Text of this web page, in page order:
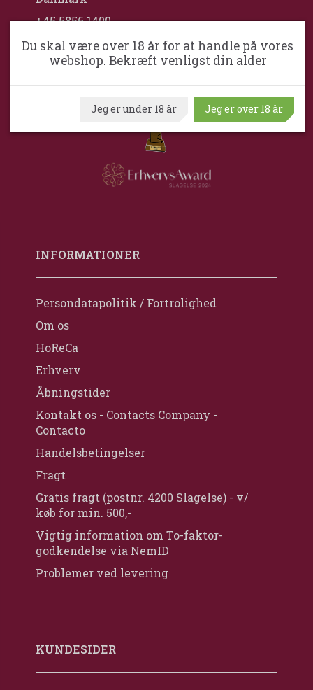
+45 5856 1400
kim@slagelsevinkompagni.dk
Cvr. nr. 2723 4720
INFORMATIONER
Persondatapolitik / Fortrolighed
Om os
HoReCa
Erhverv
Åbningstider
Kontakt os - Contacts Company -
Contacto
Handelsbetingelser
Fragt
Gratis fragt (postnr. 4200 Slagelse) - v/
køb for min. 500,-
Vigtig information om To-faktor-
godkendelse via NemID
Problemer ved levering
KUNDESIDER
Du skal være over 18 år for at handle på vores
webshop. Bekræft venligst din alder
Jeg er under 18 år Jeg er over 18 år